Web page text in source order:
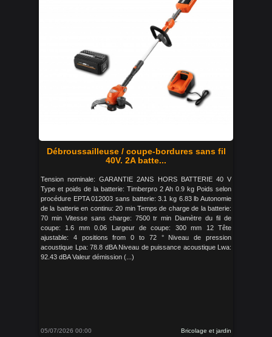
Débroussailleuse / coupe-bordures sans fil
40V. 2A batte...
Tension nominale: GARANTIE 2ANS HORS BATTERIE 40 V
Type et poids de la batterie: Timberpro 2 Ah 0.9 kg Poids selon
procédure EPTA 012003 sans batterie: 3.1 kg 6.83 lb Autonomie
de la batterie en continu: 20 min Temps de charge de la batterie:
70 min Vitesse sans charge: 7500 tr min Diamètre du fil de
coupe: 1.6 mm 0.06 Largeur de coupe: 300 mm 12 Tête
ajustable: 4 positions from 0 to 72 ° Niveau de pression
acoustique Lpa: 78.8 dBA Niveau de puissance acoustique Lwa:
92.43 dBA Valeur démission (...)
05/07/2026 00:00 Bricolage et jardin